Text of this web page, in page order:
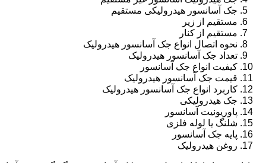
جک آسانسور هیدرولیکی مستقیم
مستقیم از زیر
مستقیم از کنار
نحوه اتصال انواع جک آسانسور هیدرولیک
تعداد جک آسانسور هیدرولیک
کیفیت انواع جک آسانسور
قیمت جک آسانسور هیدرولیک
کاربرد انواع جک آسانسور هیدرولیک
جک هیدرولیکی
پاوریونیت آسانسور
شلنگ یا لوله فلزی
پایه جک آسانسور
روغن هیدرولیک